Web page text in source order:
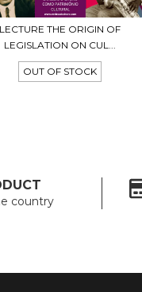
LECTURE THE ORIGIN OF
LEGISLATION ON CUL...
OUT OF STOCK
country